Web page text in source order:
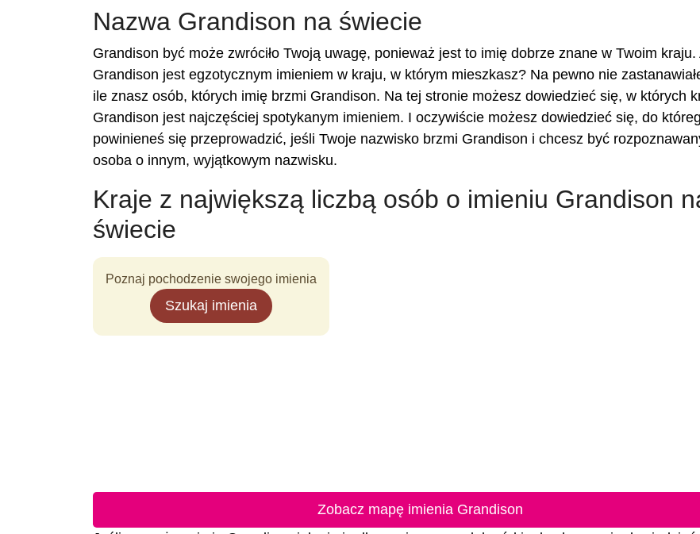
Nazwa Grandison na świecie
Grandison być może zwróciło Twoją uwagę, ponieważ jest to imię dobrze znane w Twoim kraju.
Grandison jest egzotycznym imieniem w kraju, w którym mieszkasz? Na pewno nie
ile znasz osób, których imię brzmi Grandison. Na tej stronie możesz dowiedzieć się, w których
Grandison jest najczęściej spotykanym imieniem. I oczywiście możesz dowiedzieć się, do
powinieneś się przeprowadzić, jeśli Twoje nazwisko brzmi Grandison i chcesz być
osoba o innym, wyjątkowym nazwisku.
Kraje z największą liczbą osób o imieniu Grandison
świecie
Poznaj pochodzenie swojego imienia
Szukaj imienia
Zobacz mapę imienia Grandison